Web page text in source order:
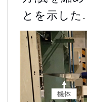
とを示した